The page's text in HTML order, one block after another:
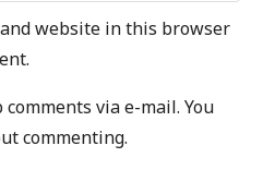
website in this browser
via e-mail. You
commenting.